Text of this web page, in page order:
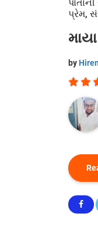
પ્રેમ,
માયા
by